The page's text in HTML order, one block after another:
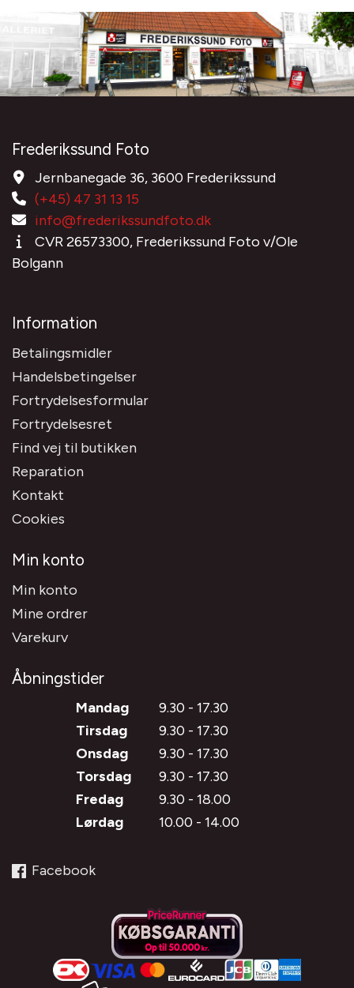
Frederikssund Foto
Jernbanegade 36, 3600 Frederikssund
(+45) 47 31 13 15
info@frederikssundfoto.dk
CVR 26573300, Frederikssund Foto v/Ole
Bolgann
Information
Betalingsmidler
Handelsbetingelser
Fortrydelsesformular
Fortrydelsesret
Find vej til butikken
Reparation
Kontakt
Cookies
Min konto
Min konto
Mine ordrer
Varekurv
Åbningstider
Mandag
9.30 - 17.30
Tirsdag
9.30 - 17.30
Onsdag
9.30 - 17.30
Torsdag
9.30 - 17.30
Fredag
9.30 - 18.00
Lørdag
10.00 - 14.00
Facebook